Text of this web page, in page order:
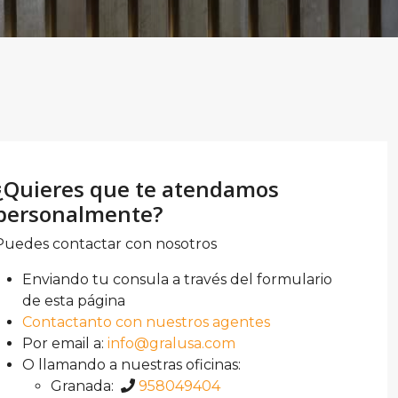
que te atendamos
contactar con nosotros
Enviando tu consula a través del formulario
de esta página
Contactanto con nuestros agentes
Por email a:info@gralusa.com
O llamando a nuestras oficinas:
Granada:
958049404